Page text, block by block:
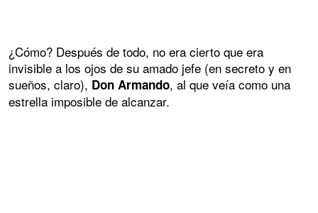
¿Cómo? Después de todo, no era cierto que era
invisible a los ojos de su amado jefe (en secreto y en
sueños, claro), Don Armando, al que veía como una
estrella imposible de alcanzar.